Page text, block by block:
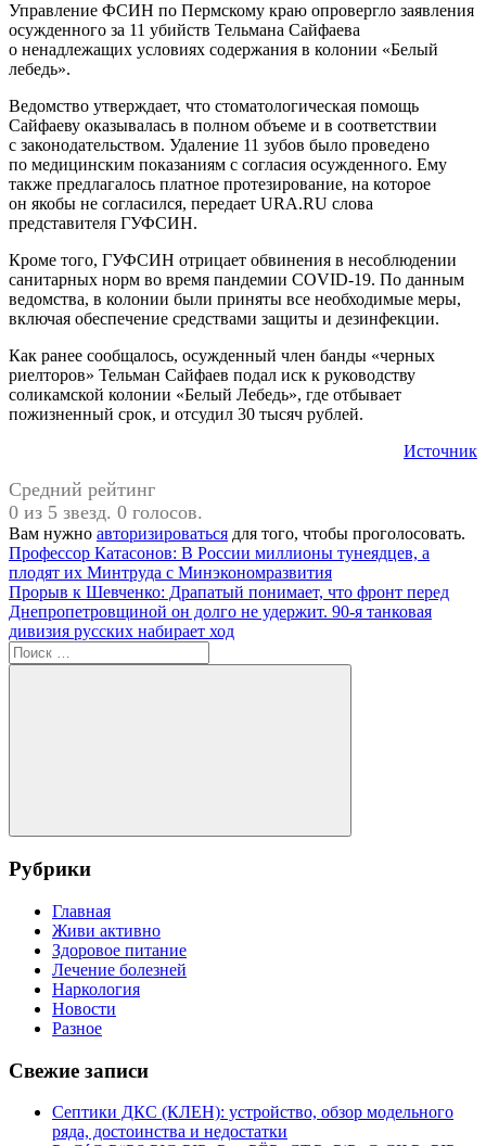
Управление ФСИН по Пермскому краю опровергло заявления
осужденного за 11 убийств Тельмана Сайфаева
о ненадлежащих условиях содержания в колонии «Белый
лебедь».
Ведомство утверждает, что стоматологическая помощь
Сайфаеву оказывалась в полном объеме и в соответствии
с законодательством. Удаление 11 зубов было проведено
по медицинским показаниям с согласия осужденного. Ему
также предлагалось платное протезирование, на которое
он якобы не согласился, передает URA.RU слова
представителя ГУФСИН.
Кроме того, ГУФСИН отрицает обвинения в несоблюдении
санитарных норм во время пандемии COVID-19. По данным
ведомства, в колонии были приняты все необходимые меры,
включая обеспечение средствами защиты и дезинфекции.
Как ранее сообщалось, осужденный член банды «черных
риелторов» Тельман Сайфаев подал иск к руководству
соликамской колонии «Белый Лебедь», где отбывает
пожизненный срок, и отсудил 30 тысяч рублей.
Источник
Средний рейтинг
0 из 5 звезд. 0 голосов.
Вам нужно авторизироваться для того, чтобы проголосовать.
#Пермский
край
Навигация
по
записям
Предыдущая
запись:
Профессор Катасонов: В России миллионы тунеядцев, а
плодят их Минтруда с Минэкономразвития
Следующая
запись:
Прорыв к Шевченко: Драпатый понимает, что фронт перед
Днепропетровщиной он долго не удержит. 90-я танковая
дивизия русских набирает ход
Поиск
для:
Поиск
Рубрики
Главная
Живи активно
Здоровое питание
Лечение болезней
Наркология
Новости
Разное
Свежие записи
Септики ДКС (КЛЕН): устройство, обзор модельного
ряда, достоинства и недостатки